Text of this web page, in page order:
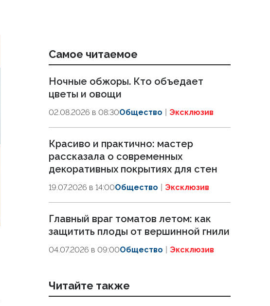
Самое читаемое
Ночные обжоры. Кто объедает
цветы и овощи
02.08.2026 в 08:30Общество Эксклюзив
Красиво и практично: мастер
рассказала о современных
декоративных покрытиях для стен
19.07.2026 в 14:00Общество Эксклюзив
Главный враг томатов летом: как
защитить плоды от вершинной гнили
04.07.2026 в 09:00Общество Эксклюзив
Читайте также